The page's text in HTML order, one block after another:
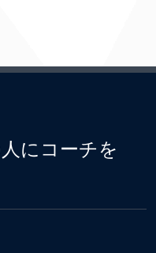
にコーチを